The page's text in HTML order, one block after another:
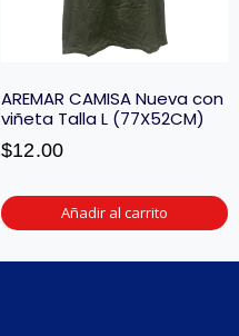
AREMAR CAMISA Nueva con
viñeta Talla L (77X52CM)
$12.00
Añadir al carrito